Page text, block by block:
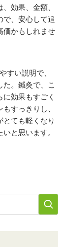
効果、金額、
で、安心して追
価かもしれませ
すい説明で、
。鍼灸で、こ
効果もすごく
すっきりし、
とても軽くなり
と思います。